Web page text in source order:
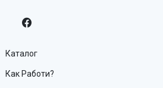
Каталог
Как Работи?